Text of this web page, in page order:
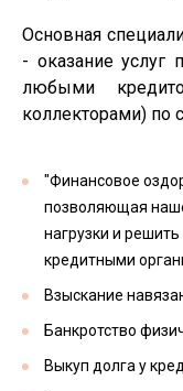
Основная
- оказание услуг
любыми
коллекторами) по
"Финансовое
позволяющая
нагрузки и
кредитными
Взыскание
Банкротство
Выкуп долга у